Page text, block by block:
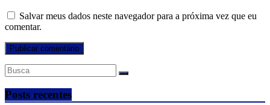
Salvar meus dados neste navegador para a próxima vez que eu
comentar.
Posts recentes